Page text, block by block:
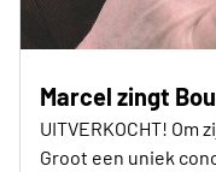
Marcel zingt
UITVERKOCHT!
Groot een uniek